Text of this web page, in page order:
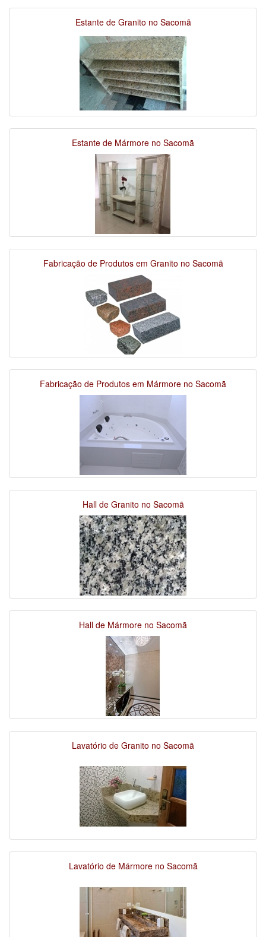
Estante de Granito no Sacomã
Estante de Mármore no Sacomã
Fabricação de Produtos em Granito no Sacomã
Fabricação de Produtos em Mármore no Sacomã
Hall de Granito no Sacomã
Hall de Mármore no Sacomã
Lavatório de Granito no Sacomã
Lavatório de Mármore no Sacomã